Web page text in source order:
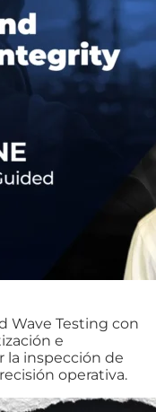
Wave Testing con
e
la inspección de
operativa.